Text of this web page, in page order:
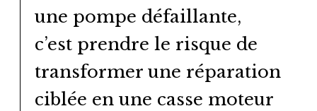
une pompe défaillante,
c’est prendre le risque de
transformer une réparation
ciblée en une casse moteur